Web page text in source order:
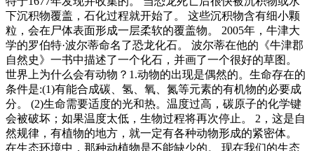
下沉积物覆盖，石化过程就开始了。 这些沉积物含有细小颗
粒，会在尸体表面形成一层柔软的覆盖物。 2005年，牛津大
学的罗伯特·波尔蒂命名了恐龙化石。 波尔蒂在他的《牛津郡
自然史》一书中描述了一个化石，并画了一个很好的草图。
世界上为什么会有动物？1.动物的出现是偶然的。生命存在的
条件是:(1)有能合成碳、氢、氧、氮等元素的有机物的必要成
分。 (2)生命需要适度的光和热。温度过高，碳原子的化学键
会被破坏；如果温度太低，生物过程将再次停止。 2，这是自
然规律，有植物的地方，就一定有各种动物形成的紧密体。
在生态环境中，那种动植物是不能缺少的。 现在我们的生态